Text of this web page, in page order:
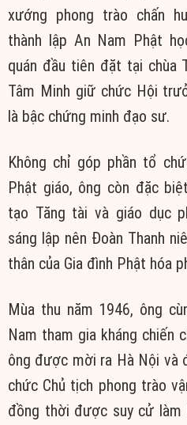
xướng phong trào chấn
thành lập An Nam Phật
quán đầu tiên đặt tại chùa
Tâm Minh giữ chức Hội
là bậc chứng minh đạo sư.
Không chỉ góp phần tổ
Phật giáo, ông còn đặc
tạo Tăng tài và giáo dục
sáng lập nên Đoàn Thanh
thân của Gia đình Phật hóa
Mùa thu năm 1946, ông
Nam tham gia kháng chiến
ông được mời ra Hà Nội và
chức Chủ tịch phong trào
đồng thời được suy cử